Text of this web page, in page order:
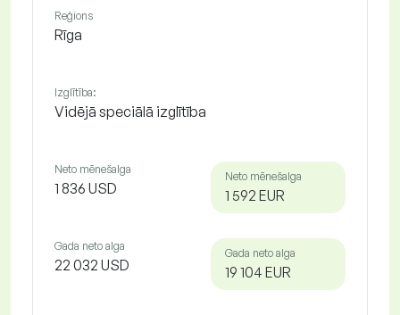
Reģions
Rīga
Izglītība:
Vidējā speciālā izglītība
Neto mēnešalga
1 836 USD
Neto mēnešalga
1 592 EUR
Gada neto alga
22 032 USD
Gada neto alga
19 104 EUR